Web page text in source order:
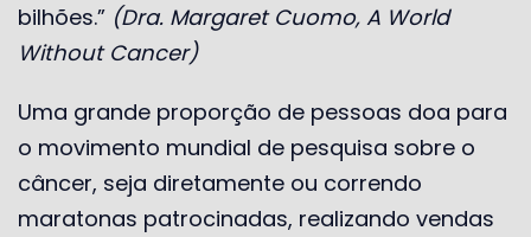
bilhões.” (Dra. Margaret Cuomo, A World
Without Cancer)
Uma grande proporção de pessoas doa para
o movimento mundial de pesquisa sobre o
câncer, seja diretamente ou correndo
maratonas patrocinadas, realizando vendas